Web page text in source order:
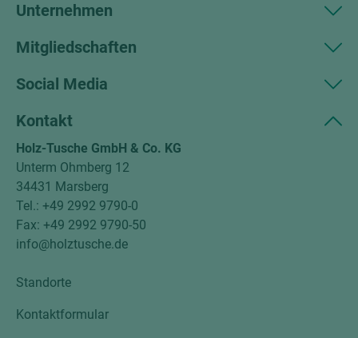
Unternehmen
Mitgliedschaften
Social Media
Kontakt
Holz-Tusche GmbH & Co. KG
Unterm Ohmberg 12
34431 Marsberg
Tel.: +49 2992 9790-0
Fax: +49 2992 9790-50
info@holztusche.de
Standorte
Kontaktformular